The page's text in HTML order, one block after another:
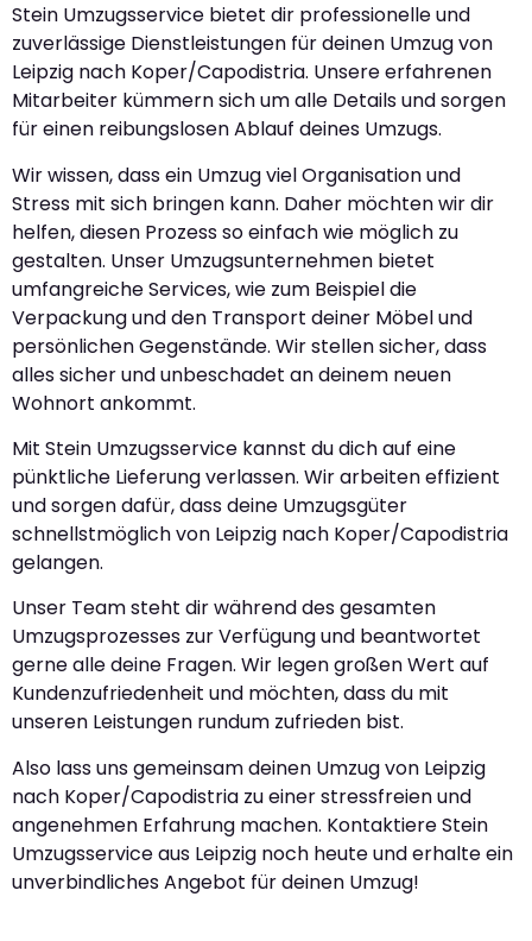
Stein Umzugsservice bietet dir professionelle und
zuverlässige Dienstleistungen für deinen Umzug von
Leipzig nach Koper/Capodistria. Unsere erfahrenen
Mitarbeiter kümmern sich um alle Details und sorgen
für einen reibungslosen Ablauf deines Umzugs.
Wir wissen, dass ein Umzug viel Organisation und
Stress mit sich bringen kann. Daher möchten wir dir
helfen, diesen Prozess so einfach wie möglich zu
gestalten. Unser Umzugsunternehmen bietet
umfangreiche Services, wie zum Beispiel die
Verpackung und den Transport deiner Möbel und
persönlichen Gegenstände. Wir stellen sicher, dass
alles sicher und unbeschadet an deinem neuen
Wohnort ankommt.
Mit Stein Umzugsservice kannst du dich auf eine
pünktliche Lieferung verlassen. Wir arbeiten effizient
und sorgen dafür, dass deine Umzugsgüter
schnellstmöglich von Leipzig nach Koper/Capodistria
gelangen.
Unser Team steht dir während des gesamten
Umzugsprozesses zur Verfügung und beantwortet
gerne alle deine Fragen. Wir legen großen Wert auf
Kundenzufriedenheit und möchten, dass du mit
unseren Leistungen rundum zufrieden bist.
Also lass uns gemeinsam deinen Umzug von Leipzig
nach Koper/Capodistria zu einer stressfreien und
angenehmen Erfahrung machen. Kontaktiere Stein
Umzugsservice aus Leipzig noch heute und erhalte ein
unverbindliches Angebot für deinen Umzug!